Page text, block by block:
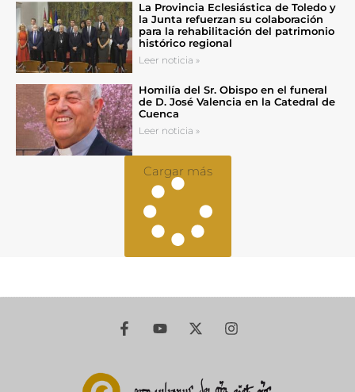
La Provincia Eclesiástica de Toledo y
la Junta refuerzan su colaboración
para la rehabilitación del patrimonio
histórico regional
Leer noticia »
Homilía del Sr. Obispo en el funeral
de D. José Valencia en la Catedral de
Cuenca
Leer noticia »
Cargar más